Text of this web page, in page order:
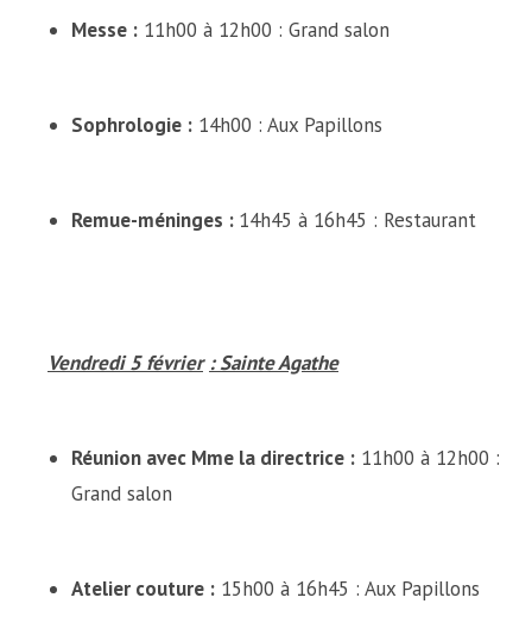
Messe : 11h00 à 12h00 : Grand salon
Sophrologie : 14h00 : Aux Papillons
Remue-méninges : 14h45 à 16h45 : Restaurant
Vendredi 5 février : Sainte Agathe
Réunion avec Mme la directrice : 11h00 à 12h00 :
Grand salon
Atelier couture : 15h00 à 16h45 : Aux Papillons